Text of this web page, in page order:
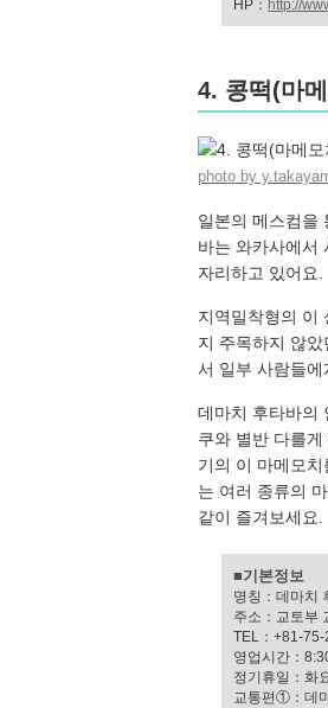
HP： http://
4. 콩떡(마
photo by
일본의 메스컴을
바는 와카사에서
자리하고 있어요.
지역밀착형의 이
지 주목하지 않
서 일부 사람들에
데마치 후타바의
쿠와 별반 다를
기의 이 마메모
는 여러 종류의
같이 즐겨보세요.
■기본정보
명칭：데마치
주소：교토부
TEL：+81-
영업시간：
정기휴일：화
교통편①：데